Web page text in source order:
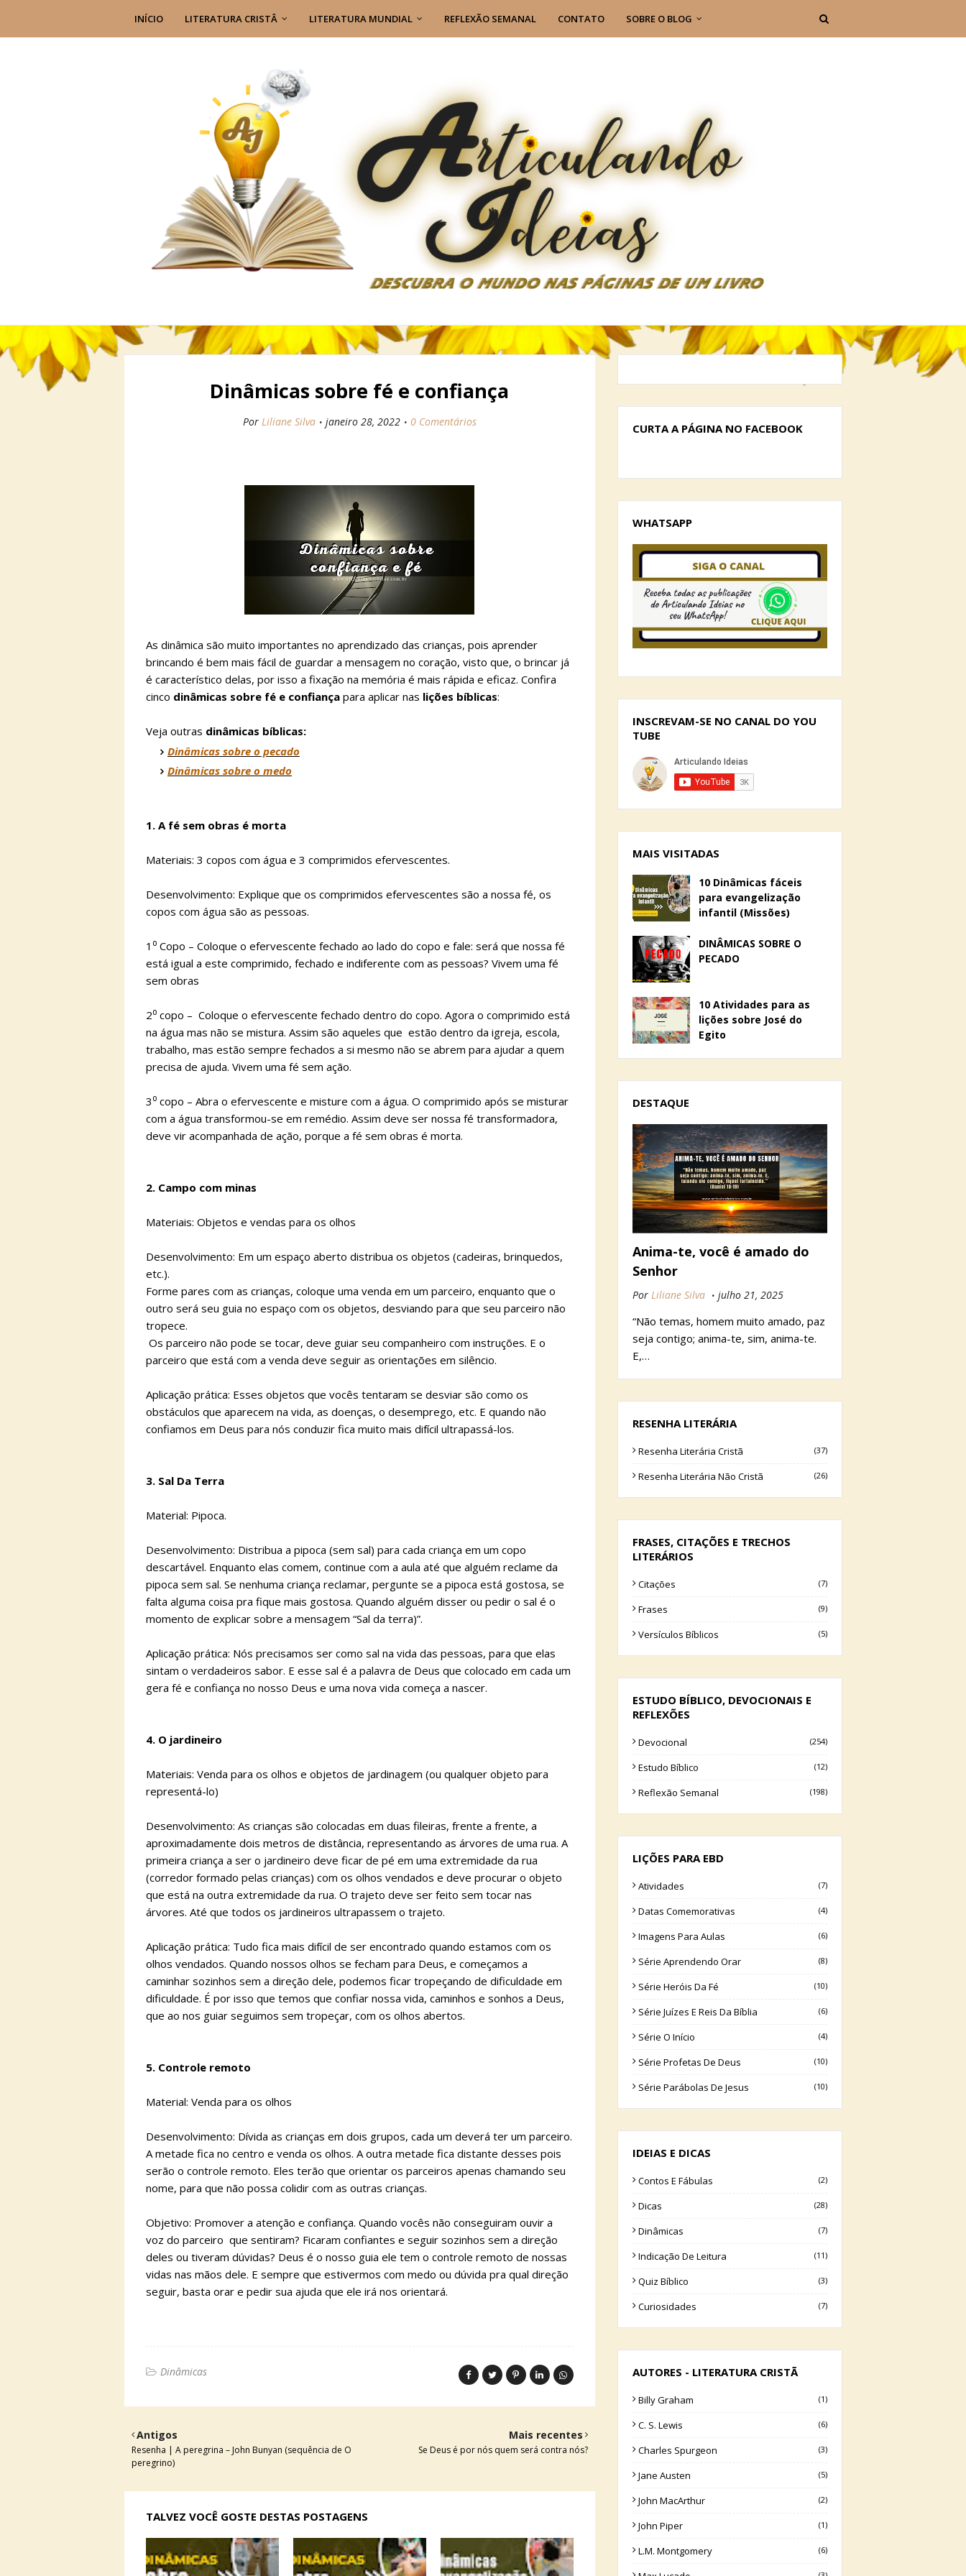
INÍCIO LITERATURA CRISTÂ LITERATURA MUNDIAL REFLEXÃO SEMANAL CONTATO SOBRE O BLOG
Dinâmicas sobre fé e confiança
Por Liliane Silva janeiro 28, 2022 0 Comentários
As dinâmica são muito importantes no aprendizado das crianças, pois aprender
brincando é bem mais fácil de guardar a mensagem no coração, visto que, o brincar já
é característico delas, por isso a fixação na memória é mais rápida e eficaz. Confira
cinco dinâmicas sobre fé e confiança para aplicar nas lições bíblicas:
Veja outras dinâmicas bíblicas:
Dinâmicas sobre o pecado
Dinâmicas sobre o medo
1. A fé sem obras é morta
Materiais: 3 copos com água e 3 comprimidos efervescentes.
Desenvolvimento: Explique que os comprimidos efervescentes são a nossa fé, os
copos com água são as pessoas.
1⁰ Copo – Coloque o efervescente fechado ao lado do copo e fale: será que nossa fé
está igual a este comprimido, fechado e indiferente com as pessoas? Vivem uma fé
sem obras
2⁰ copo – Coloque o efervescente fechado dentro do copo. Agora o comprimido está
na água mas não se mistura. Assim são aqueles que estão dentro da igreja, escola,
trabalho, mas estão sempre fechados a si mesmo não se abrem para ajudar a quem
precisa de ajuda. Vivem uma fé sem ação.
3⁰ copo – Abra o efervescente e misture com a água. O comprimido após se misturar
com a água transformou-se em remédio. Assim deve ser nossa fé transformadora,
deve vir acompanhada de ação, porque a fé sem obras é morta.
2. Campo com minas
Materiais: Objetos e vendas para os olhos
Desenvolvimento: Em um espaço aberto distribua os objetos (cadeiras, brinquedos,
etc.).
Forme pares com as crianças, coloque uma venda em um parceiro, enquanto que o
outro será seu guia no espaço com os objetos, desviando para que seu parceiro não
tropece.
Os parceiro não pode se tocar, deve guiar seu companheiro com instruções. E o
parceiro que está com a venda deve seguir as orientações em silêncio.
Aplicação prática: Esses objetos que vocês tentaram se desviar são como os
obstáculos que aparecem na vida, as doenças, o desemprego, etc. E quando não
confiamos em Deus para nós conduzir fica muito mais difícil ultrapassá-los.
3. Sal Da Terra
Material: Pipoca.
Desenvolvimento: Distribua a pipoca (sem sal) para cada criança em um copo
descartável. Enquanto elas comem, continue com a aula até que alguém reclame da
pipoca sem sal. Se nenhuma criança reclamar, pergunte se a pipoca está gostosa, se
falta alguma coisa pra fique mais gostosa. Quando alguém disser ou pedir o sal é o
momento de explicar sobre a mensagem “Sal da terra)”.
Aplicação prática: Nós precisamos ser como sal na vida das pessoas, para que elas
sintam o verdadeiros sabor. E esse sal é a palavra de Deus que colocado em cada um
gera fé e confiança no nosso Deus e uma nova vida começa a nascer.
4. O jardineiro
Materiais: Venda para os olhos e objetos de jardinagem (ou qualquer objeto para
representá-lo)
Desenvolvimento: As crianças são colocadas em duas fileiras, frente a frente, a
aproximadamente dois metros de distância, representando as árvores de uma rua. A
primeira criança a ser o jardineiro deve ficar de pé em uma extremidade da rua
(corredor formado pelas crianças) com os olhos vendados e deve procurar o objeto
que está na outra extremidade da rua. O trajeto deve ser feito sem tocar nas
árvores. Até que todos os jardineiros ultrapassem o trajeto.
Aplicação prática: Tudo fica mais difícil de ser encontrado quando estamos com os
olhos vendados. Quando nossos olhos se fecham para Deus, e começamos a
caminhar sozinhos sem a direção dele, podemos ficar tropeçando de dificuldade em
dificuldade. É por isso que temos que confiar nossa vida, caminhos e sonhos a Deus,
que ao nos guiar seguimos sem tropeçar, com os olhos abertos.
5. Controle remoto
Material: Venda para os olhos
Desenvolvimento: Dívida as crianças em dois grupos, cada um deverá ter um parceiro.
A metade fica no centro e venda os olhos. A outra metade fica distante desses pois
serão o controle remoto. Eles terão que orientar os parceiros apenas chamando seu
nome, para que não possa colidir com as outras crianças.
Objetivo: Promover a atenção e confiança. Quando vocês não conseguiram ouvir a
voz do parceiro que sentiram? Ficaram confiantes e seguir sozinhos sem a direção
deles ou tiveram dúvidas? Deus é o nosso guia ele tem o controle remoto de nossas
vidas nas mãos dele. E sempre que estivermos com medo ou dúvida pra qual direção
seguir, basta orar e pedir sua ajuda que ele irá nos orientará.
Dinâmicas
Mais recentes
Se Deus é por nós quem será contra nós?
Antigos
Resenha | A peregrina – John Bunyan (sequência de O
peregrino)
TALVEZ VOCÊ GOSTE DESTAS POSTAGENS
CURTA A PÁGINA NO FACEBOOK
WHATSAPP
INSCREVAM-SE NO CANAL DO YOU
TUBE
MAIS VISITADAS
10 Dinâmicas fáceis
para evangelização
infantil (Missões)
DINÂMICAS SOBRE O
PECADO
10 Atividades para as
lições sobre José do
Egito
DESTAQUE
Anima-te, você é amado do
Senhor
Por Liliane Silva julho 21, 2025
“Não temas, homem muito amado, paz
seja contigo; anima-te, sim, anima-te.
E,…
RESENHA LITERÁRIA
Resenha Literária Cristã (37)
Resenha Literária Não Cristã (26)
FRASES, CITAÇÕES E TRECHOS
LITERÁRIOS
Citações (7)
Frases (9)
Versículos Bíblicos (5)
ESTUDO BÍBLICO, DEVOCIONAIS E
REFLEXÕES
Devocional (254)
Estudo Bíblico (12)
Reflexão Semanal (198)
LIÇÕES PARA EBD
Atividades (7)
Datas Comemorativas (4)
Imagens Para Aulas (6)
Série Aprendendo Orar (8)
Série Heróis Da Fé (10)
Série Juízes E Reis Da Bíblia (6)
Série O Início (4)
Série Profetas De Deus (10)
Série Parábolas De Jesus (10)
IDEIAS E DICAS
Contos E Fábulas (2)
Dicas (28)
Dinâmicas (7)
Indicação De Leitura (11)
Quiz Bíblico (3)
Curiosidades (7)
AUTORES - LITERATURA CRISTÃ
Billy Graham (1)
C. S. Lewis (6)
Charles Spurgeon (3)
Jane Austen (5)
John MacArthur (2)
John Piper (1)
L.M. Montgomery (6)